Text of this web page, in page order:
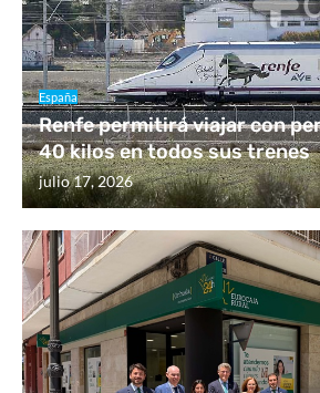
España
Renfe permitirá viajar con
40 kilos en todos sus trenes
julio 17, 2026